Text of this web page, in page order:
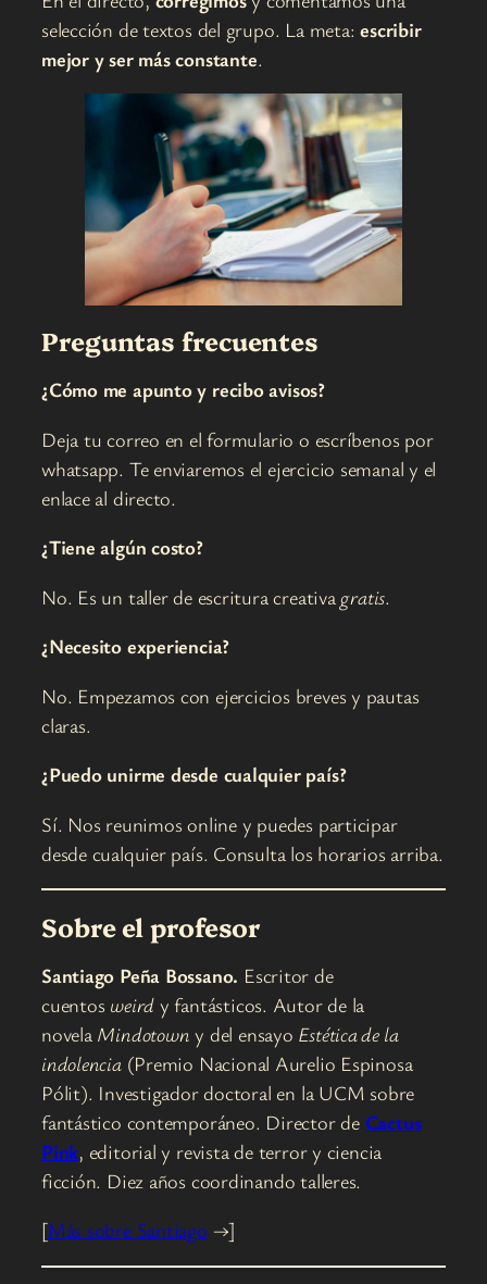
selección de textos del grupo. La meta:escribir
mejor y ser más constante.
Preguntas frecuentes
¿Cómo me apunto y recibo avisos?
Deja tu correo en el formulario o escríbenos por
whatsapp. Te enviaremos el ejercicio semanal y el
enlace al directo.
¿Tiene algún costo?
No. Es un taller de escritura creativagratis.
¿Necesito experiencia?
No. Empezamos con ejercicios breves y pautas
claras.
¿Puedo unirme desde cualquier país?
Sí. Nos reunimos online y puedes participar
desde cualquier país. Consulta los horarios arriba.
Sobre el profesor
Santiago Peña Bossano. Escritor de
cuentos weird y fantásticos. Autor de la
novela Mindotown y del ensayo Estética de la
indolencia(Premio Nacional Aurelio Espinosa
Pólit). Investigador doctoral en la UCM sobre
fantástico contemporáneo. Director de Cactus
Pink, editorial y revista de terror y ciencia
ficción. Diez años coordinando talleres.
[Más sobre Santiago →]